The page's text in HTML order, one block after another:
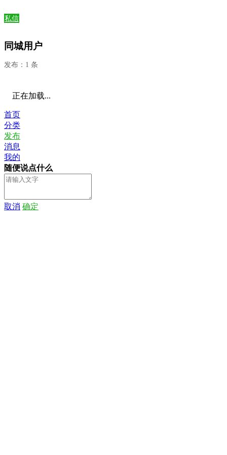
私信
同城用户
发布：1 条
正在加载...
首页
分类
发布
消息
我的
随便说点什么
取消 确定